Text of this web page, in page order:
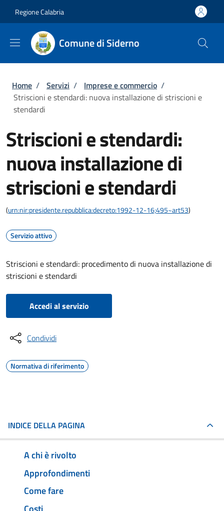
Regione Calabria
Comune di Siderno
Briciole di pane
Home / Servizi / Imprese e commercio /
Striscioni e stendardi: nuova installazione di striscioni e
stendardi
Striscioni e stendardi:
nuova installazione di
striscioni e stendardi
(urn:nir:presidente.repubblica:decreto:1992-12-16;495~art53)
Servizio attivo
Striscioni e stendardi: procedimento di nuova installazione di
striscioni e stendardi
Accedi al servizio
Condividi
Normativa di riferimento
INDICE DELLA PAGINA
A chi è rivolto
Approfondimenti
Come fare